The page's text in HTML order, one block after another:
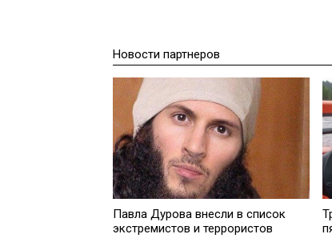
Новости партнеров
Павла Дурова внесли в список
экстремистов и террористов